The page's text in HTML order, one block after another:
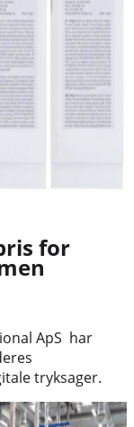
for
ApS har
tryksager.